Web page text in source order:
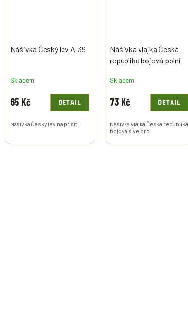
Nášivka Český lev A-39
Skladem
65 Kč DETAIL
Nášivka Český lev na přišití.
Nášivka vlajka Česká
republika bojová polní
Skladem
73 Kč DETAIL
Nášivka vlajka Česká republika
bojová s velcro.